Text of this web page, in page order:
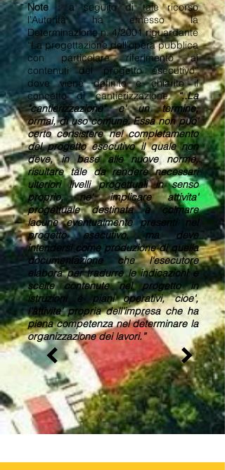
Note: a seguito di tale ricorso
l’Autorità ha emesso la
Determinazione n. 4/2001 riguardante
“La progettazione dell’opera pubblica
con particolare riferimento ai
contenuti del progetto esecutivo”
dove viene definito e chiarito il
concetto di cantierizzazione“..La
"cantierizzazione" e' un termine,
ormai, di uso comune. Essa non puo'
certo consistere nel completamento
del progetto esecutivo il quale non
deve, in base alle nuove norme,
risultare tale da rendere necessari
ulteriori livelli progettuali in senso
proprio, ne' implicare attivita'
progettuale destinata a colmare
lacune eventualmente presenti nel
progetto esecutivo, ma deve
intendersi come produzione di quella
documentazione che l'esecutore
elabora per tradurre le indicazioni e
scelte contenute nel progetto in
istruzioni e piani operativi, cioe',
l'attivita' propria dell'impresa che ha
piena competenza nel determinare la
organizzazione dei lavori.”